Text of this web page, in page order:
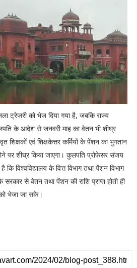
ट्रेजरी को भेज दिया गया है, जबकि राज्य
के आदेश से जनवरी माह का वेतन भी शीघ्र
शिक्षकों एवं शिक्षकेत्तर कर्मियों के पेंशन का भुगतान
पर शीघ्र किया जाएगा। कुलपति प्रोफेसर संजय
कि विश्वविद्यालय के वित्त विभाग तथा पेंशन विभाग
से वेतन तथा पेंशन की राशि प्राप्त होती ही
भेजा जा सके।